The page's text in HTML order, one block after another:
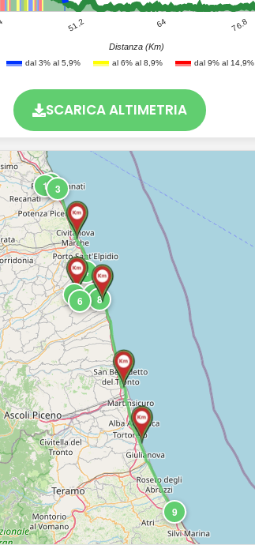
dal 3% al 5,9% al 6% al 8,9% dal 9% al 14,9%
51.2 64 76.8
Distanza (Km)
SCARICA ALTIMETRIA
123
4
56 78
9